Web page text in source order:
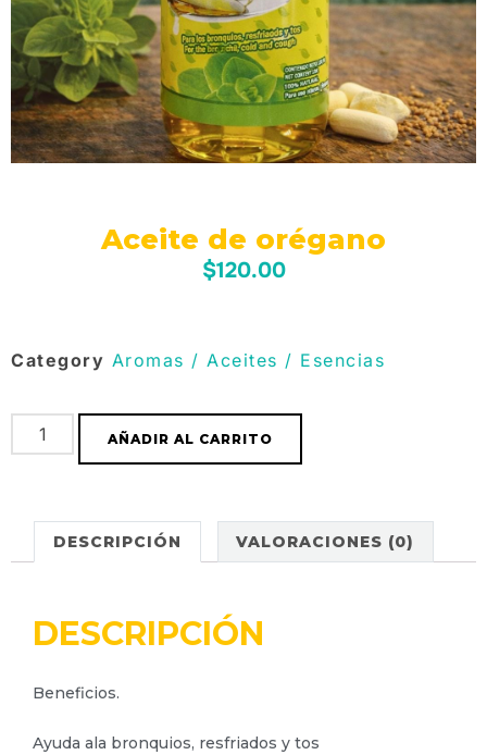
Aceite de orégano
$120.00
Category Aromas / Aceites / Esencias
AÑADIR AL CARRITO
DESCRIPCIÓN VALORACIONES (0)
DESCRIPCIÓN
Beneficios.
Ayuda ala bronquios, resfriados y tos